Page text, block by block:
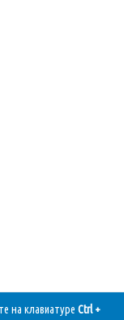
на клавиатуре Ctrl +